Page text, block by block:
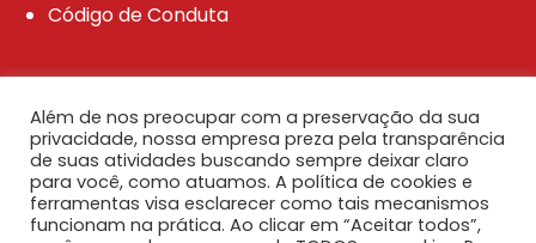
Código de Conduta
Endereço:
Rua Cristóvão Nunes Píres, nº 86 - Sala
201 OSTEN - Centro, Florianópolis - SC
88010-120
Além de nos preocupar com a preservação da sua
privacidade, nossa empresa preza pela transparência
de suas atividades buscando sempre deixar claro
para você, como atuamos. A política de cookies e
ferramentas visa esclarecer como tais mecanismos
funcionam na prática. Ao clicar em “Aceitar todos”,